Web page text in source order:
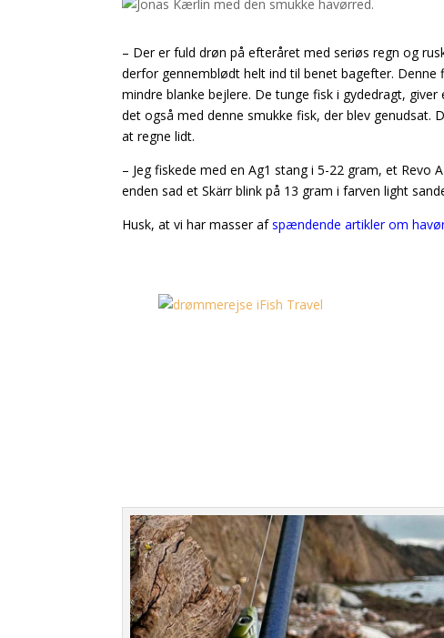
– Der er fuld drøn på efteråret med seriøs regn og
derfor gennemblødt helt ind til benet bagefter.
mindre blanke bejlere. De tunge fisk i gydedragt,
det også med denne smukke fisk, der blev
at regne lidt.
– Jeg fiskede med en Ag1 stang i 5-22 gram, et
enden sad et Skärr blink på 13 gram i farven light
Husk, at vi har masser afspændende artikler om